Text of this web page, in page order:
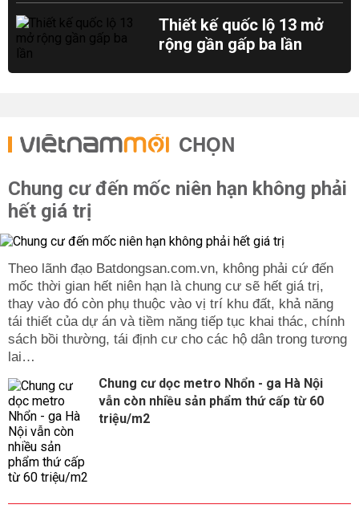
Thiết kế quốc lộ 13 mở
rộng gần gấp ba lần
CHỌN
Chung cư đến mốc niên hạn không phải
hết giá trị
Theo lãnh đạo Batdongsan.com.vn, không phải cứ đến
mốc thời gian hết niên hạn là chung cư sẽ hết giá trị,
thay vào đó còn phụ thuộc vào vị trí khu đất, khả năng
tái thiết của dự án và tiềm năng tiếp tục khai thác, chính
sách bồi thường, tái định cư cho các hộ dân trong tương
lai…
Chung cư dọc metro Nhổn - ga Hà Nội
vẫn còn nhiều sản phẩm thứ cấp từ 60
triệu/m2